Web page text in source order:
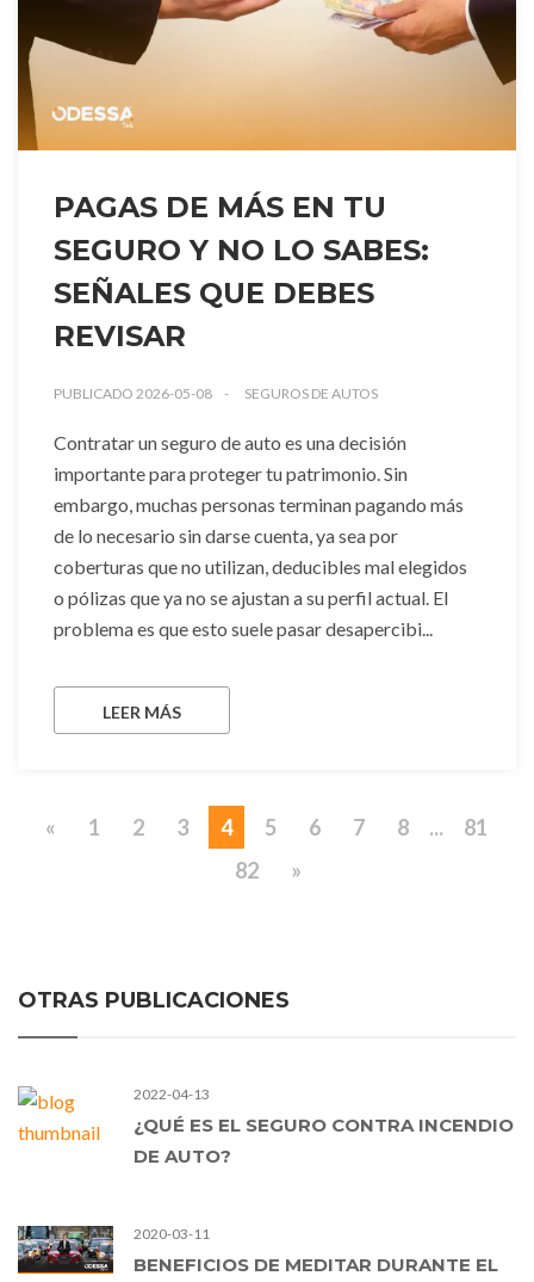
PAGAS DE MÁS EN TU
SEGURO Y NO LO SABES:
SEÑALES QUE DEBES
REVISAR
PUBLICADO 2026-05-08 SEGUROS DE AUTOS
Contratar un seguro de auto es una decisión
importante para proteger tu patrimonio. Sin
embargo, muchas personas terminan pagando más
de lo necesario sin darse cuenta, ya sea por
coberturas que no utilizan, deducibles mal elegidos
o pólizas que ya no se ajustan a su perfil actual. El
problema es que esto suele pasar desapercibi...
LEER MÁS
« 1 2 3 4 5 6 7 8 ...
81
82
»
OTRAS PUBLICACIONES
2022-04-13
¿QUÉ ES EL SEGURO CONTRA INCENDIO
DE AUTO?
2020-03-11
BENEFICIOS DE MEDITAR DURANTE EL